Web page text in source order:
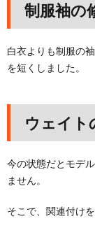
制服袖の
白衣よりも制服の
を短くしました。
ウェイト
今の状態だとモデ
ません。
そこで、関連付け